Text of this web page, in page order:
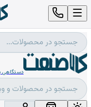
دستگاهی